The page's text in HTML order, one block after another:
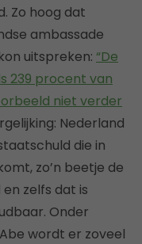
Zo hoog dat
ambassade
uitspreken: “De
239 procent van
niet verder
Nederland
die in
zo’n beetje de
zelfs dat is
Onder
wordt er zoveel